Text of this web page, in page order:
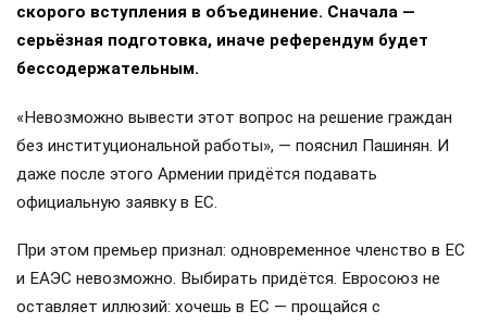
скорого вступления в объединение. Сначала —
серьёзная подготовка, иначе референдум будет
бессодержательным.
«Невозможно вывести этот вопрос на решение граждан
без институциональной работы», — пояснил Пашинян. И
даже после этого Армении придётся подавать
официальную заявку в ЕС.
При этом премьер признал: одновременное членство в ЕС
и ЕАЭС невозможно. Выбирать придётся. Евросоюз не
оставляет иллюзий: хочешь в ЕС — прощайся с